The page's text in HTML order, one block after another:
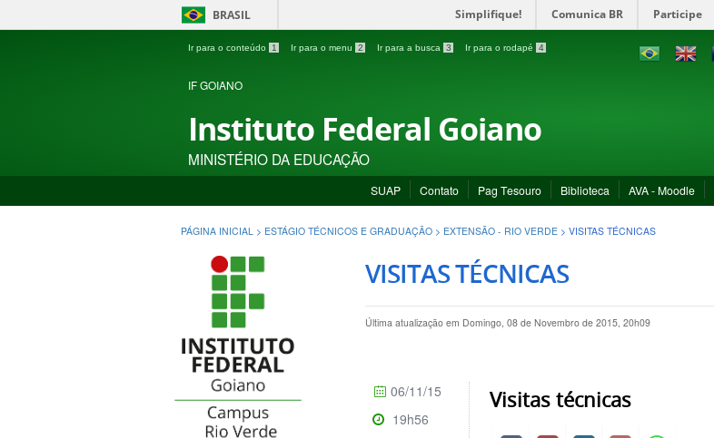
BRASIL Simplifique! Comunica BR Participe
Ir para o conteúdo 1 Ir para o menu 2 Ir para a busca 3 Ir para o rodapé 4
IF GOIANO
Instituto Federal Goiano
MINISTÉRIO DA EDUCAÇÃO
SUAP Contato Pag Tesouro Biblioteca AVA - Moodle
PÁGINA INICIAL > ESTÁGIO TÉCNICOS E GRADUAÇÃO > EXTENSÃO - RIO VERDE > VISITAS TÉCNICAS
VISITAS TÉCNICAS
Última atualização em Domingo, 08 de Novembro de 2015, 20h09
Visitas técnicas
06/11/15
19h56